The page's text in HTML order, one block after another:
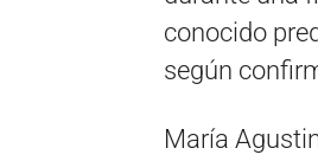
conocido
según
María